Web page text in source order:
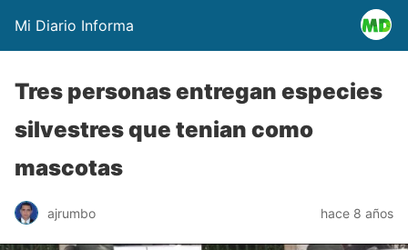
Mi Diario Informa
Tres personas entregan especies
silvestres que tenian como
mascotas
ajrumbo hace 8 años